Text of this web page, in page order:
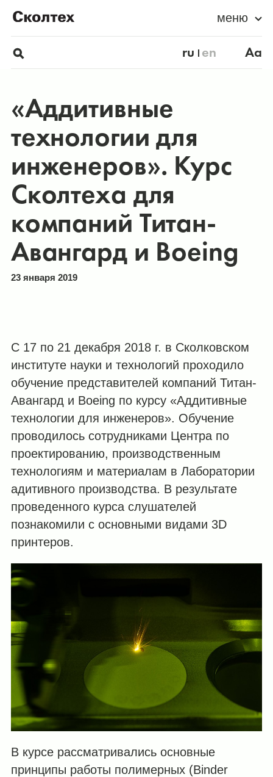
меню
ru en Aa
«Аддитивные
технологии для
инженеров». Курс
Сколтеха для
компаний Титан-
Авангард и Boeing
23 января 2019
C 17 по 21 декабря 2018 г. в Сколковском
институте науки и технологий проходило
обучение представителей компаний Титан-
Авангард и Boeing по курсу «Аддитивные
технологии для инженеров». Обучение
проводилось сотрудниками Центра по
проектированию, производственным
технологиям и материалам в Лаборатории
адитивного производства. В результате
проведенного курса слушателей
познакомили с основными видами 3D
принтеров.
В курсе рассматривались основные
принципы работы полимерных (Binder